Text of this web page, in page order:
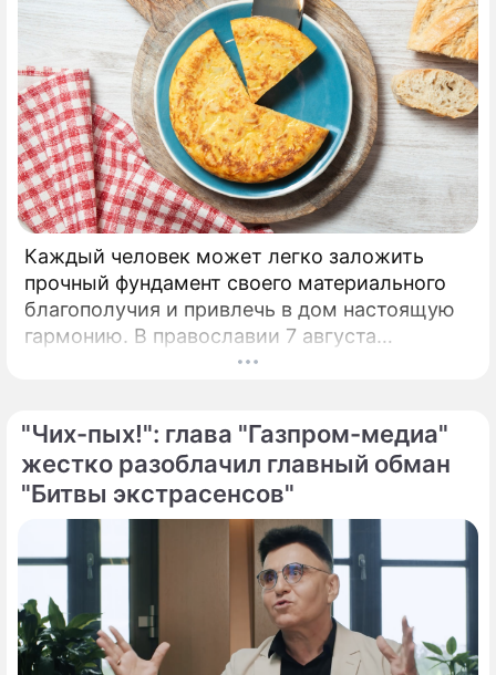
Каждый человек может легко заложить
прочный фундамент своего материального
благополучия и привлечь в дом настоящую
гармонию. В православии 7 августа
почитают память праведной Анны, матери
"Чих-пых!": глава "Газпром-медиа"
жестко разоблачил главный обман
"Битвы экстрасенсов"